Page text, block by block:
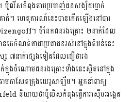
ប៉ូលីសកំពុងតាមប្រមាញ់ជនសង្ស័យម្នាក់
ត់។ ហេតុការណ៍នេះបានកើតឡើងនៅបារ
។ ចំនែកជនរងគ្រោះ ២នាក់ដែល
ានគេកំណត់ថាជាប្រជាជនរស់នៅក្នុងតំបន់នេះ
នាក់ផ្សេងទៀតដែលជឿថារង
ងចំណោមជនរងគ្រោះទាំងនេះស្ថិតនៅក្នុង
ាមកាសែតក្រុងយេរូសាឡឹម។ អ្នកនាំពាក្យ
និយាយថាប៉ូលិសកំពុងធ្វើការស៊ើបអង្កេត